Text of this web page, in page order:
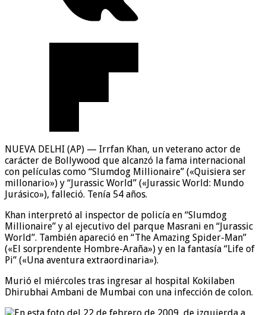
NUEVA DELHI (AP) — Irrfan Khan, un veterano actor de
carácter de Bollywood que alcanzó la fama internacional
con películas como “Slumdog Millionaire” («Quisiera ser
millonario») y “Jurassic World” («Jurassic World: Mundo
Jurásico»), falleció. Tenía 54 años.
Khan interpretó al inspector de policía en “Slumdog
Millionaire” y al ejecutivo del parque Masrani en “Jurassic
World”. También apareció en “The Amazing Spider-Man”
(«El sorprendente Hombre-Araña») y en la fantasía “Life of
Pi” («Una aventura extraordinaria»).
Murió el miércoles tras ingresar al hospital Kokilaben
Dhirubhai Ambani de Mumbai con una infección de colon.